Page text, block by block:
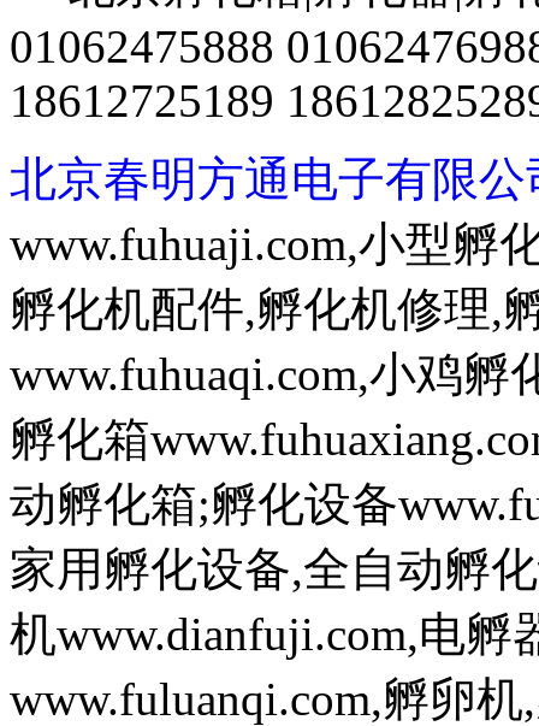
01062475888
18612725189
北京春明方通电子有限公
www.fuhuaji.com,小型孵
孵化机配件,孵化机修理,
www.fuhuaqi.com,小鸡
孵化箱
动孵化箱;孵化设备
家用孵化设备,全自动孵
机www.dianfuji.com,电
www.fuluanqi.com,孵卵